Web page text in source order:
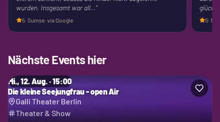
wurden. Insgesamt war all…"
5· Sumse· via Google 5·
Nächste Events hier
Mi., 12. Aug. · 15:00
Die kleine Seejungfrau - open Air
Galli Theater Berlin
Theater & Show